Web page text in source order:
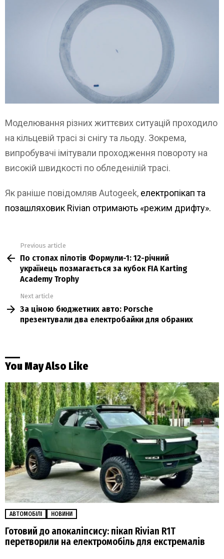
Моделювання різних життєвих ситуацій проходило
на кільцевій трасі зі снігу та льоду. Зокрема,
випробувачі імітували проходження повороту на
високій швидкості по обледенілій трасі.
Як раніше повідомляв Autogeek, електропікап та
позашляховик Rivian отримають «режим дрифту».
more
Previous article
По стопах пілотів Формули-1: 12-річний
українець позмагається за кубок FIA Karting
Academy Trophy
Next article
За ціною бюджетних авто: Porsche
презентували два електробайки для обраних
You May Also Like
АВТОМОБІЛІ НОВИНИ
Готовий до апокаліпсису: пікап Rivian R1T
перетворили на електромобіль для екстремалів